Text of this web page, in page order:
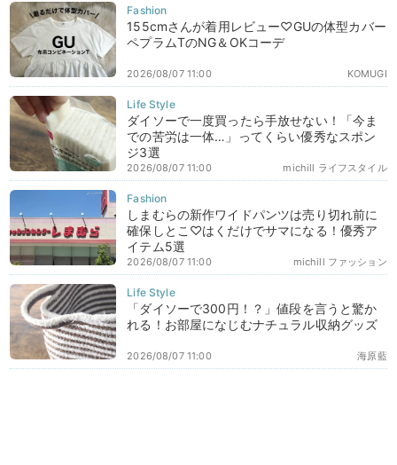
155cmさんが着用レビュー♡GUの体型カバー
ペプラムTのNG＆OKコーデ
KOMUGI
2026/08/07 11:00
ダイソーで一度買ったら手放せない！「今ま
での苦労は一体…」ってくらい優秀なスポン
ジ3選
michill ライフスタイル
2026/08/07 11:00
しまむらの新作ワイドパンツは売り切れ前に
確保しとこ♡はくだけでサマになる！優秀ア
イテム5選
michill ファッション
2026/08/07 11:00
「ダイソーで300円！？」値段を言うと驚か
れる！お部屋になじむナチュラル収納グッズ
海原藍
2026/08/07 11:00